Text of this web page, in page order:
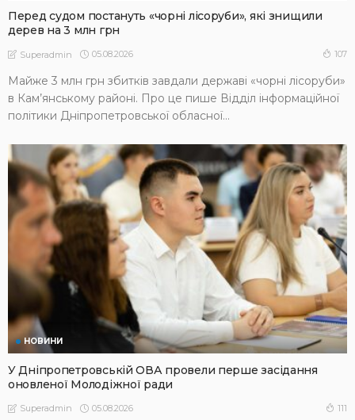
Перед судом постануть «чорні лісоруби», які знищили
дерев на 3 млн грн
Superadmin 05.08.2026 107
Майже 3 млн грн збитків завдали державі «чорні лісоруби»
в Кам’янському районі. Про це пише Відділ інформаційної
політики Дніпропетровської обласної...
НОВИНИ
У Дніпропетровській ОВА провели перше засідання
оновленої Молодіжної ради
Superadmin 05.08.2026 111